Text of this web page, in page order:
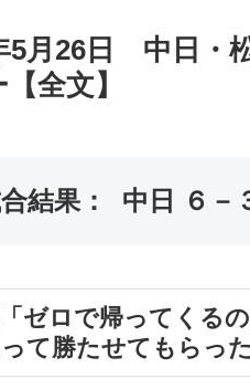
5月26日 中日・
全文】
合結果： 中日 ６－
ゼロで帰ってくる
て勝たせてもらっ